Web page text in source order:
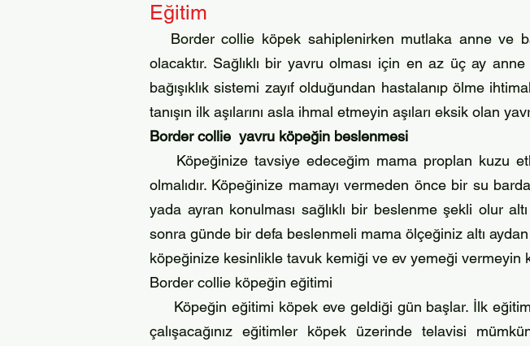
Eğitim
Border collie köpek sahiplenirken mutlaka anne ve
olacaktır. Sağlıklı bir yavru olması için en az üç ay
bağışıklık sistemi zayıf olduğundan hastalanıp ölme
tanışın ilk aşılarını asla ihmal etmeyin aşıları eksik olan
Border collie yavru köpeğin beslenmesi
Köpeğinize tavsiye edeceğim mama proplan kuzu
olmalıdır. Köpeğinize mamayı vermeden önce bir su
yada ayran konulması sağlıklı bir beslenme şekli olur
sonra günde bir defa beslenmeli mama ölçeğiniz altı
köpeğinize kesinlikle tavuk kemiği ve ev yemeği vermeyin
Border collie köpeğin eğitimi
Köpeğin eğitimi köpek eve geldiği gün başlar. İlk
çalışacağınız eğitimler köpek üzerinde telavisi